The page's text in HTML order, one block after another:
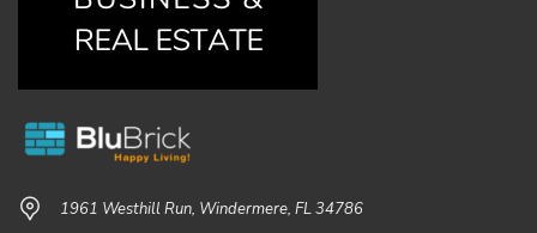
1961 Westhill Run, Windermere, FL 34786